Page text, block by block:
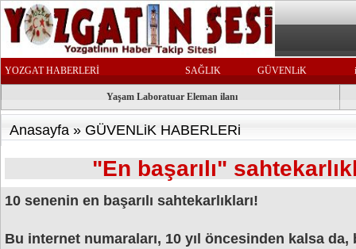
YOZGAT HABERLERİ SAĞLIK GÜVENLiK
Yaşam Laboratuar Eleman ilanı
Anasayfa » GÜVENLiK HABERLERi
"En başarılı"
10 senenin en başarılı sahtekarlıkları!
Bu internet numaraları, 10 yıl öncesinden kalsa da,